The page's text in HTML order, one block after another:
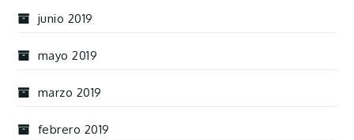
junio 2019
mayo 2019
marzo 2019
febrero 2019